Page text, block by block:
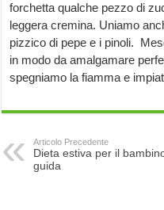
forchetta qualche pezzo di
leggera cremina. Uniamo
pizzico di pepe e i pinoli.
in modo da amalgamare
spegniamo la fiamma e
Articolo Precedente
Dieta estiva per il
guida